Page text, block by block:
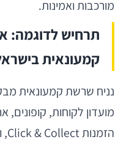
מורכבות ואמינות.
תרחיש לדוגמה:
קמעונאית
נניח שרשת קמעונאית
מועדון לקוחות, קופונים,